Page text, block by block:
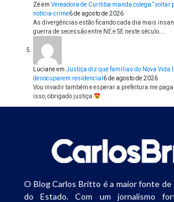
Zéem Vereadora de Curitiba manda colega “voltar
notícia-crime6 de agosto de 2026
As divergências estão ficando cada dia mais
guerra de secessão entre NE e SE neste século.…
Lucianeem Justiça diz que famílias do Nova Vida
desocuparem residencial 6 de agosto de 2026
Vou invadir também e esperar a prefeitura me
isso, obrigado justiça
O Blog Carlos Britto é a maior fonte
do Estado. Com um jornalismo